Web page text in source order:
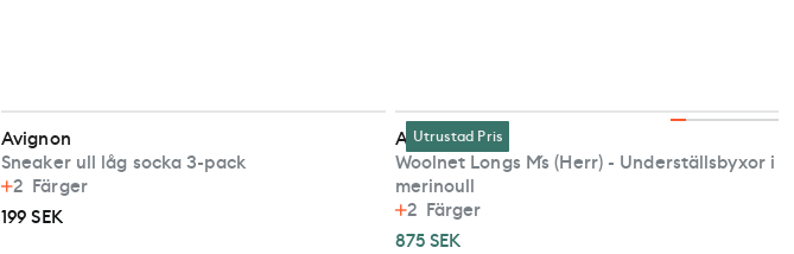
Avignon
Sneaker ull låg socka 3-pack
2 Färger
199 SEK
Utrustad Pris
Aclima
Woolnet Longs M´s (Herr) - Underställsbyxor i
merinoull
2 Färger
875 SEK